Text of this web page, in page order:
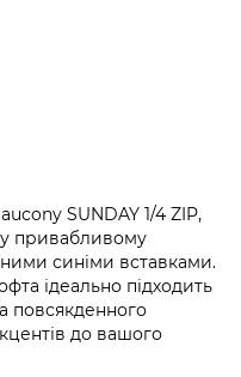
SUNDAY 1/4 ZIP,
привабливому
синіми вставками.
ідеально підходить
повсякденного
до вашого